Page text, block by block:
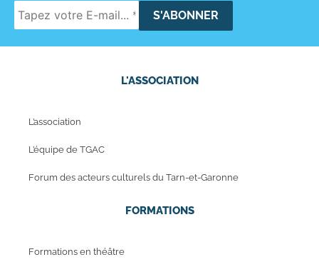
L'ASSOCIATION
L’association
L’équipe de TGAC
Forum des acteurs culturels du Tarn-et-Garonne
FORMATIONS
Formations en théâtre